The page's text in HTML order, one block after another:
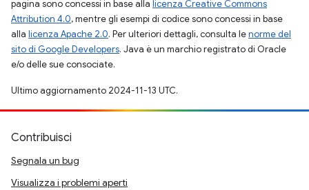
pagina sono concessi in base alla licenza Creative Commons
Attribution 4.0, mentre gli esempi di codice sono concessi in base
alla licenza Apache 2.0. Per ulteriori dettagli, consulta lenorme del
sito di Google Developers. Java è un marchio registrato di Oracle
e/o delle sue consociate.
Ultimo aggiornamento 2024-11-13 UTC.
Contribuisci
Segnala un bug
Visualizza i problemi aperti